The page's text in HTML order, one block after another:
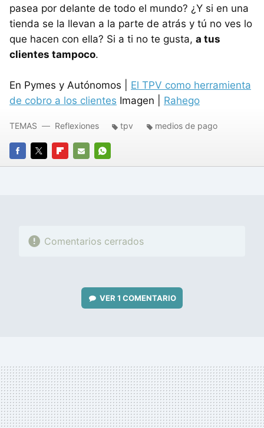
pasea por delante de todo el mundo? ¿Y si en una
tienda se la llevan a la parte de atrás y tú no ves lo
que hacen con ella? Si a ti no te gusta, a tus
clientes tampoco.
En Pymes y Autónomos | El TPV como herramienta
de cobro a los clientes Imagen | Rahego
FACEBOOK
TWITTERFLIPBOARD
E-
WHATSAPP
TEMAS Reflexiones tpv medios de pago
Comentarios cerrados
VER 1 COMENTARIO